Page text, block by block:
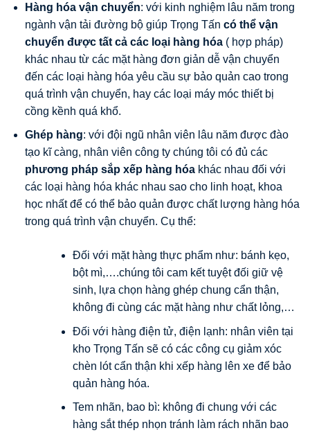
Hàng hóa vận chuyển: với kinh nghiệm lâu năm trong
ngành vận tải đường bộ giúp Trọng Tấn có thể vận
chuyển được tất cả các loại hàng hóa( hợp pháp)
khác nhau từ các mặt hàng đơn giản dễ vận chuyển
đến các loại hàng hóa yêu cầu sự bảo quản cao trong
quá trình vận chuyển, hay các loại máy móc thiết bị
cồng kềnh quá khổ.
Ghép hàng: với đội ngũ nhân viên lâu năm được đào
tạo kĩ càng, nhân viên công ty chúng tôi có đủ các
phương pháp sắp xếp hàng hóakhác nhau đối với
các loại hàng hóa khác nhau sao cho linh hoạt, khoa
học nhất để có thể bảo quản được chất lượng hàng hóa
trong quá trình vận chuyển. Cụ thể:
Đối với mặt hàng thực phẩm như: bánh kẹo,
bột mì,….chúng tôi cam kết tuyệt đối giữ vệ
sinh, lựa chọn hàng ghép chung cẩn thận,
không đi cùng các mặt hàng như chất lỏng,…
Đối với hàng điện tử, điện lạnh: nhân viên tại
kho Trọng Tấn sẽ có các công cụ giảm xóc
chèn lót cẩn thận khi xếp hàng lên xe để bảo
quản hàng hóa.
Tem nhãn, bao bì: không đi chung với các
hàng sắt thép nhọn tránh làm rách nhãn bao